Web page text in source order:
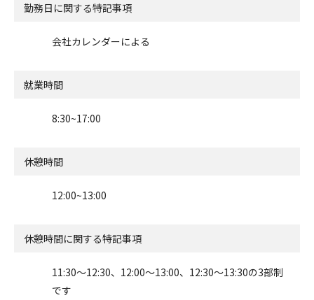
勤務日に関する特記事項
会社カレンダーによる
就業時間
8:30~17:00
休憩時間
12:00~13:00
休憩時間に関する特記事項
11:30～12:30、12:00～13:00、12:30～13:30の3部制
です